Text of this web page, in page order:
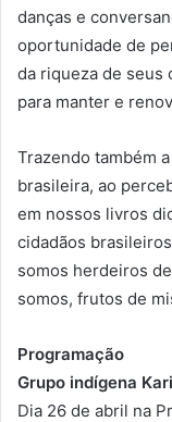
danças e
oportunidade de
da riqueza de seus
para manter e
Trazendo também
brasileira, ao
em nossos livros
cidadãos
somos herdeiros
somos, frutos de
Programação
Grupo indígena
Dia 26 de abril na